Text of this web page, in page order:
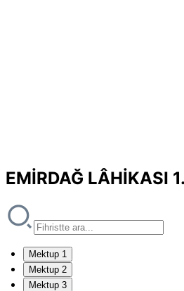
EMİRDAĞ LÂHİKASI
Mektup 1
Mektup 2
Mektup 3